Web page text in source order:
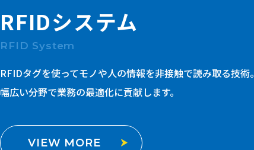
RFIDシステム
RFID System
RFIDタグを使ってモノや人の情報を非接触で読み取る技術。
幅広い分野で業務の最適化に貢献します。
VIEW MORE